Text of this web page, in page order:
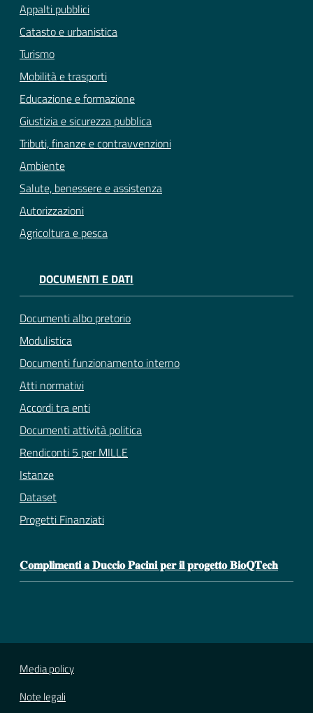
Appalti pubblici
Catasto e urbanistica
Turismo
Mobilità e trasporti
Educazione e formazione
Giustizia e sicurezza pubblica
Tributi, finanze e contravvenzioni
Ambiente
Salute, benessere e assistenza
Autorizzazioni
Agricoltura e pesca
DOCUMENTI E DATI
Documenti albo pretorio
Modulistica
Documenti funzionamento interno
Atti normativi
Accordi tra enti
Documenti attività politica
Rendiconti 5 per MILLE
Istanze
Dataset
Progetti Finanziati
𝐂𝐨𝐦𝐩𝐥𝐢𝐦𝐞𝐧𝐭𝐢 𝐚 𝐃𝐮𝐜𝐜𝐢𝐨 𝐏𝐚𝐜𝐢𝐧𝐢 𝐩𝐞𝐫 𝐢𝐥 𝐩𝐫𝐨𝐠𝐞𝐭𝐭𝐨 𝐁𝐢𝐨𝐐𝐓𝐞𝐜𝐡
Media policy
Note legali